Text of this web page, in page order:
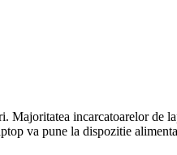
incarcatoarelor de
va pune la dispozitie